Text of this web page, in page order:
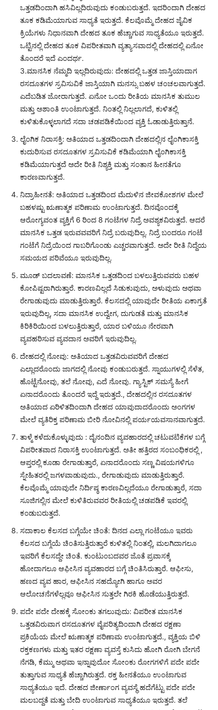
ಒತ್ತಡದಿಂದಾಗಿ ಹಸಿವಿಲ್ಲದಿರುವುದು ಕಂಡುಬರುತ್ತದೆ. ಇದರಿಂದಾಗಿ ದೇಹದ
ತೂಕ ಕಡಿಮೆಯಾಗುವ ಸಾಧ್ಯತೆ ಇರುತ್ತದೆ. ಕೆಲವೊಮ್ಮೆ ದೇಹದ ಜೈವಿಕ
ಕ್ರಿಯೆಗಳು ನಿಧಾನವಾಗಿ ದೇಹದ ತೂಕ ಹೆಚ್ಚಾಗುವ ಸಾಧ್ಯತೆಯೂ ಇರುತ್ತದೆ.
ಒಟ್ಟಿನಲ್ಲಿ ದೇಹದ ತೂಕ ವಿಪರೀತವಾಗಿ ವ್ಯತ್ಯಾಸವಾದಲ್ಲಿ ದೇಹದಲ್ಲಿ ಏನೋ
ತೊಂದರೆ ಇದೆ ಎಂದರ್ಥ.
3.ಮಾನಸಿಕ ನೆಮ್ಮದಿ ಇಲ್ಲದಿರುವುದು: ದೇಹದಲ್ಲಿ ಒತ್ತಡ ಜಾಸ್ತಿಯಾದಾಗ
ರಸದೂತಗಳ ಸ್ರವಿಸುವಿಕೆ ಜಾಸ್ತಿಯಾಗಿ ಮನಸ್ಸು ಬಹಳ ಚಂಚಲವಾಗುತ್ತದೆ.
ಎದೆಬಡಿತ ಜೋರಾಗುತ್ತದೆ. ಏನೋ ಒಂದು ರೀತಿಯ ಮಾನಸಿಕ ತುಮುಲ
ಮತ್ತು ಅಶಾಂತಿ ಉಂಟಾಗುತ್ತದೆ. ನಿಂತಲ್ಲಿ ನಿಲ್ಲಲಾಗದೆ, ಕುಳಿತಲ್ಲಿ
ಕುಳಿತುಕೊಳ್ಳಲಾಗದೆ ಸದಾ ಚಡಪಡಿಕೆಯಿಂದ ವ್ಯಕ್ತಿ ಓಡಾಡುತ್ತಿರುತ್ತಾನೆ.
ಲೈಂಗಿಕ ನಿರಾಸಕ್ತಿ: ಅತಿಯಾದ ಒತ್ತಡದಿಂದಾಗಿ ದೇಹದಲ್ಲಿನ ಲೈಂಗಿಕಾಸಕ್ತಿ
ಕುದುರಿಸುವ ರಸದೂತಗಳ ಸ್ರವಿಸುವಿಕೆ ಕಡಿಮೆಯಾಗಿ ಲೈಂಗಿಕಾಸಕ್ತಿ
ಕಡಿಮೆಯಾಗುತ್ತದೆ ಅದೇ ರೀತಿ ನಿಶ್ಯಕ್ತಿ ಮತ್ತು ಸಂತಾನ ಹೀನತೆಗೂ
ಕಾರಣವಾಗುತ್ತದೆ.
ನಿದ್ರಾಹೀನತೆ: ಅತಿಯಾದ ಒತ್ತಡದಿಂದ ಮೆದುಳಿನ ಜೀವಕೋಶಗಳ ಮೇಲೆ
ಬಹಳಷ್ಟು ಋಣಾತ್ಮಕ ಪರಿಣಾಮ ಉಂಟಾಗುತ್ತದೆ. ದಿನವೊಂದಕ್ಕೆ
ಆರೋಗ್ಯವಂತ ವ್ಯಕ್ತಿಗೆ 6 ರಿಂದ 8 ಗಂಟೆಗಳ ನಿದ್ರೆ ಅವಶ್ಯಕವಿರುತ್ತದೆ. ಆದರೆ
ಮಾನಸಿಕ ಒತ್ತಡ ಇರುವವವರಿಗೆ ನಿದ್ರೆ ಬರುವುದಿಲ್ಲ. ನಿದ್ರೆ ಬಂದರೂ ಗಂಟೆ
ಗಂಟೆಗೆ ನಿದ್ರೆಯಿಂದ ಗಾಬರಿಗೊಂಡು ಎಚ್ಚರವಾಗುತ್ತದೆ. ಅದೇ ರೀತಿ ನಿದ್ದೆಯ
ಸಮಯದ ಪರಿವೆಯೂ ಇರುವುದಿಲ್ಲ.
ಮೂಡ್ ಬದಲಾವಣೆ: ಮಾನಸಿಕ ಒತ್ತಡದಿಂದ ಬಳಲುತ್ತಿರುವವರು ಬಹಳ
ಕೋಪಿಷ್ಟರಾಗಿರುತ್ತಾರೆ. ಕಾರಣವಿಲ್ಲದೆ ಸಿಡುಕುವುದು, ಅಳುವುದು ಅಥವಾ
ರೇಗಾಡುವುದು ಮಾಡುತ್ತಿರುತ್ತಾರೆ. ಕೆಲಸದಲ್ಲಿ ಯಾವುದೇ ರೀತಿಯ ಏಕಾಗ್ರತೆ
ಇರುವುದಿಲ್ಲ, ಸದಾ ಮಾನಸಿಕ ಉದ್ವೇಗ, ದುಗುಡತೆ ಮತ್ತು ಮಾನಸಿಕ
ಕಿರಿಕಿರಿಯಿಂದ ಬಳಲುತ್ತಿರುತ್ತಾರೆ, ಯಾರ ಬಳಿಯೂ ನೇರವಾಗಿ
ವ್ಯವಹರಿಸುವ ವ್ಯವದಾನ ಅವರಿಗೆ ಇರುವುದಿಲ್ಲ.
ದೇಹದಲ್ಲಿ ನೋವು: ಅತಿಯಾದ ಒತ್ತಡವಿರುವವರಿಗೆ ದೇಹದ
ಎಲ್ಲಾದರೊಂದು ಜಾಗದಲ್ಲಿ ನೋವು ಕಂಡುಬರುತ್ತದೆ. ಸ್ನಾಯುಗಳಲ್ಲಿ ಸೆಳೆತ,
ಹೊಟ್ಟೆನೋವು, ತಲೆ ನೋವು, ಎದೆ ನೋವು. ಗ್ಯಾಸ್ಟಿಕ್ ಸಮಸ್ಯೆ ಹೀಗೆ
ಏನಾದರೊಂದು ತೊಂದರೆ ಇದ್ದೆ ಇರುತ್ತದೆ., ದೇಹದಲ್ಲಿನ ರಸದೂತಗಳ
ಅತಿಯಾದ ಏರಿಳಿತದಿಂದಾಗಿ ದೇಹದ ಯಾವುದಾದರೊಂದು ಅಂಗಗಳ
ಮೇಲೆ ವ್ಯತಿರಿಕ್ತ ಪರಿಣಾಮ ಬೀರಿ ನೋವಿನಲ್ಲಿ ಪರ್ಯಯವಸಾನವಾಗುತ್ತದೆ.
ತಾಳ್ಮೆ ಕಳೆದುಕೊಳ್ಳುವುದು : ದೈನಂದಿನ ವ್ಯವಹಾರದಲ್ಲಿ ಚಟುವಟಿಕೆಗಳ ಬಗ್ಗೆ
ವಿಪರೀತವಾದ ನಿರಾಸಕ್ತಿ ಉಂಟಾಗುತ್ತದೆ. ಅತೀ ಹತ್ತಿರದ ಸಂಬಂಧಿಕರಲ್ಲಿ ,
ಆಪ್ತರಲ್ಲಿ ಕೂಡಾ ರೇಗಾಡುತ್ತಾರೆ, ಏನಾದರೊಂದು ಸಣ್ಣ ವಿಷಯಗಳಿಗೂ
ಸ್ನೇಹಿತರಲ್ಲಿ ಜಗಳವಾಡುವುದು., ರೇಗಾಡುವುದು ಮಾಡುತ್ತಿರುತ್ತಾರೆ.
ಕೆಲವೊಮ್ಮೆ ಯಾವುದೇ ನಿರ್ದಿಷ್ಠ ಕಾರಣವಿಲ್ಲದೆಯೂ ರೇಗಾಡುತ್ತಾರೆ, ಸದಾ
ಸೂಜಿಗಲ್ಲಿನ ಮೇಲೆ ಕುಳಿತಿರುವವರ ರೀತಿಯಲ್ಲಿ ಚಡಪಡಿಕೆ ಇವರಲ್ಲಿ
ಕಂಡುಬರುತ್ತದೆ.
ಸದಾಕಾಲ ಕೆಲಸದ ಬಗ್ಗೆಯೇ ಚಿಂತೆ: ದಿನದ ಎಲ್ಲಾ ಗಂಟೆಯೂ ಇವರು
ಕೆಲಸದ ಬಗ್ಗೆಯೆ ಚಿಂತಿಸುತ್ತಿರುತ್ತಾರೆ ಕುಳಿತಲ್ಲಿ ನಿಂತಲ್ಲಿ, ಮಲಗಿದಾಗಲೂ
ಇವರಿಗೆ ಕೆಲಸದ್ದೇ ಚಿಂತೆ. ಕುಂಟುಂಬದವರ ಜೊತೆ ಪ್ರವಾಸಕ್ಕೆ
ಹೋದಾಗಲೂ ಆಫೀಸಿನ ವ್ಯವಹಾರದ ಬಗ್ಗೆ ಚಿಂತಿಸಿರುತ್ತಾರೆ. ಆಫೀಸು,
ಹಣದ ವ್ಯವ ಹಾರ, ಆಫೀಸಿನ ಸಹದ್ಯೋಗಿ ಹಾಗೂ ಅವರ
ಆಲೋಚನೆಗಳೆಲ್ಲವೂ ಆಫೀಸಿನ ಸುತ್ತಲೇ ಗಿರಕಿ ಹೊಡೆಯುತ್ತಿರುತ್ತದೆ.
ಪದೇ ಪದೇ ದೇಹಕ್ಕೆ ಸೋಂಕು ತಗಲುವುದು: ವಿಪರೀತ ಮಾನಸಿಕ
ಒತ್ತಡವಿರುವಾಗ ರಸದೂತಗಳ ವೈಪರಿತ್ಯದಿಂದಾಗಿ ದೇಹದ ರಕ್ಷಣಾ
ಪ್ರಕಿಯೆಯ ಮೇಲೆ ಋಣಾತ್ಮಕ ಪರಿಣಾಮ ಉಂಟಾಗುತ್ತದೆ., ವ್ಯಕ್ತಿಯ ಬಿಳಿ
ರಕ್ತಕಣಗಳು ಮತ್ತು ಇತರ ರಕ್ಷಣಾ ವ್ಯವಸ್ತೆ ಕುಸಿದು ಹೋಗಿ ರೋಗಿ ಬೇಗನೆ
ನೆಗಡಿ, ಕೆಮ್ಮು ಅಥವಾ ಇನ್ನಾವುದೋ ಸೋಂಕು ರೋಗಗಳಿಗೆ ಪದೇ ಪದೇ
ತುತ್ತಾಗುವ ಸಾಧ್ಯತೆ ಹೆಚ್ಚಾಗಿರುತ್ತದೆ. ರಕ್ತ ಹೀನತೆಯೂ ಉಂಟಾಗುವ
ಸಾಧ್ಯತೆಯೂ ಇದೆ. ದೇಹದ ಜೀರ್ಣಾಂಗ ವ್ಯವಸ್ಥೆ ಹದೆಗೆಟ್ಟು ಪದೇ ಪದೇ
ಮಲಬದ್ದತೆ ಮತ್ತು ಬೇದಿ ಉಂಟಾಗುವ ಸಾಧ್ಯತೆಯೂ ಇರುತ್ತದೆ. ತಲೆ